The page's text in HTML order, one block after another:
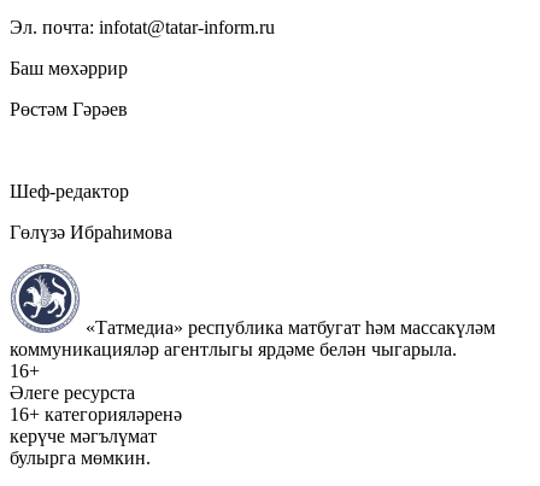
Эл. почта: infotat@tatar-inform.ru
Баш мөхәррир
Рөстәм Гәрәев
Шеф-редактор
Гөлүзә Ибраһимова
«Татмедиа» республика матбугат һәм массакүләм
коммуникацияләр агентлыгы ярдәме белән чыгарыла.
16+
Әлеге ресурста
16+ категорияләренә
керүче мәгълүмат
булырга мөмкин.